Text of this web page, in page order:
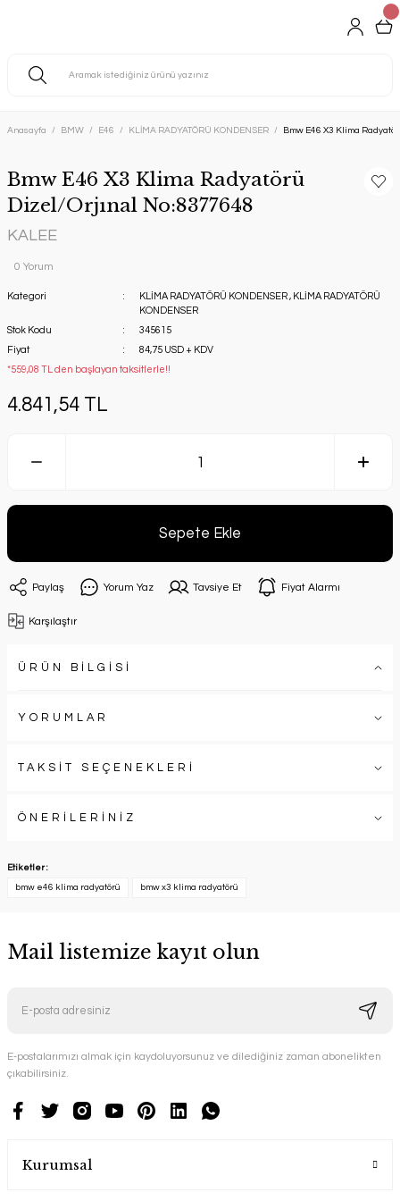
Anasayfa BMW E46 KLİMA RADYATÖRÜ KONDENSER Bmw E46 X3 Klima
Bmw E46 X3 Klima Radyatörü
Dizel/Orjınal No:8377648
KALEE
0 Yorum
Kategori KLİMA RADYATÖRÜ KONDENSER , KLİMA RADYATÖRÜ
KONDENSER
Stok Kodu
345615
Fiyat
84,75 USD + KDV
*559,08 TL den başlayan taksitlerle!!
4.841,54 TL
Sepete Ekle
Paylaş Yorum Yaz Tavsiye Et Fiyat Alarmı
Karşılaştır
ÜRÜN BİLGİSİ
YORUMLAR
TAKSİT SEÇENEKLERİ
ÖNERİLERİNİZ
Etiketler :
bmw e46 klima radyatörü bmw x3 klima radyatörü
Mail listemize kayıt olun
E-postalarımızı almak için kaydoluyorsunuz ve dilediğiniz zaman abonelikten
çıkabilirsiniz.
Kurumsal